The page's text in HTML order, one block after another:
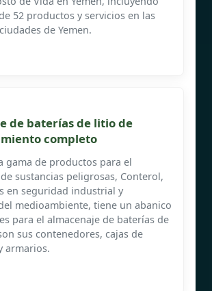
52 productos y servicios en las
de Yemen.
de baterías de litio de
completo
gama de productos para el
sustancias peligrosas, Conterol,
en seguridad industrial y
medioambiente, tiene un abanico
para el almacenaje de baterías de
sus contenedores, cajas de
armarios.